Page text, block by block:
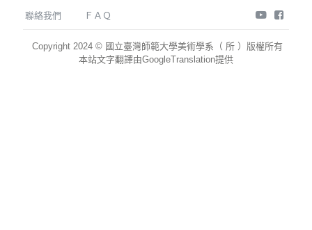
聯絡我們 ＦＡＱ youtube
Copyright 2024 © 國立臺灣師範大學美術學系（ 所 ）版權所有
本站文字翻譯由GoogleTranslation提供